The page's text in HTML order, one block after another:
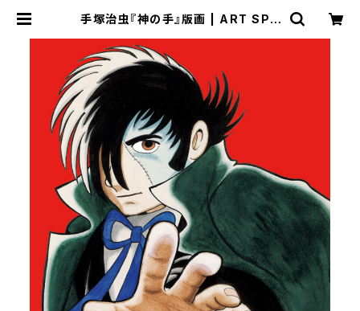
手塚治虫『神の手』版画 | ART SPA